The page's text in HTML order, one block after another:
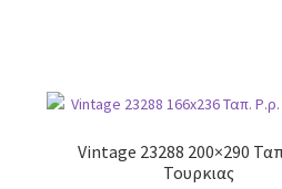
Vintage 23288 200×290
Τουρκιας